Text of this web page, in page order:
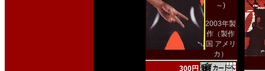
～)
2003年製
作（製作
国 アメリ
カ）
300円